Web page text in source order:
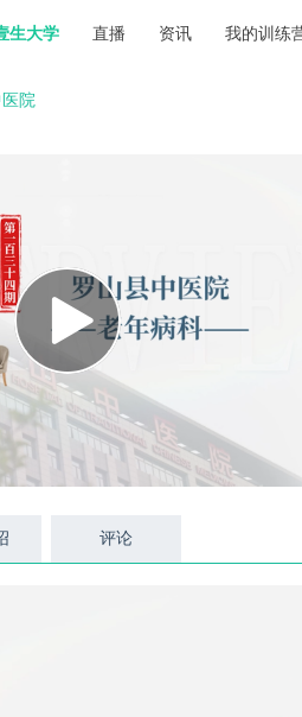
生大学 直播 资讯 我的训练
院
评论